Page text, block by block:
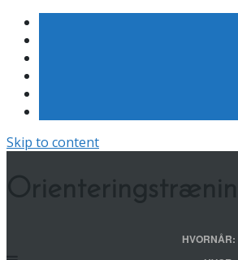
Skip to content
HVORNÅR: